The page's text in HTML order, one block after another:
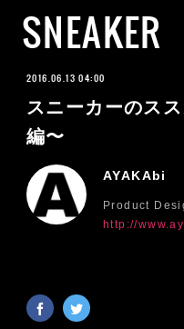
SNEAKER
2016.06.13 04:00
スニーカーのス
編〜
AYAKAbi
Product
http://